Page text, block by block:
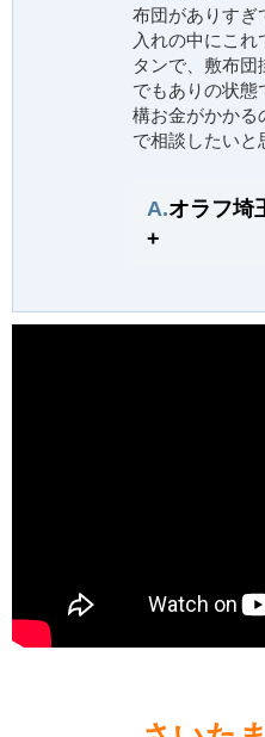
布団がありすぎ
入れの中にこ
タンで、敷布
でもありの状態
構お金がかかる
で相談したいと
A.オラフ埼
+